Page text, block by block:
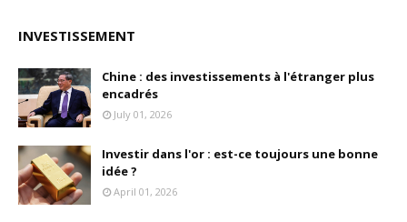
INVESTISSEMENT
Chine : des investissements à l'étranger plus
encadrés
July 01, 2026
Investir dans l'or : est-ce toujours une bonne
idée ?
April 01, 2026